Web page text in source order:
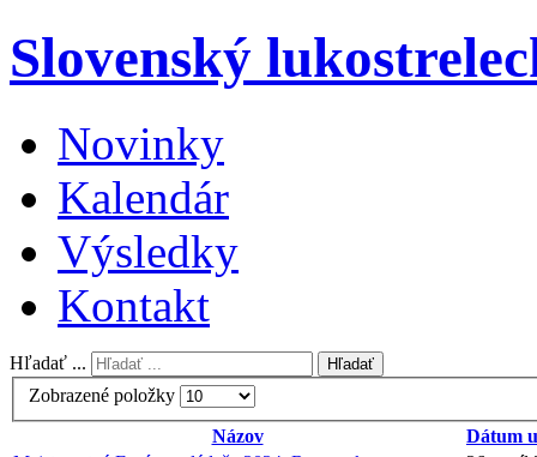
Slovenský
Novinky
Kalendár
Výsledky
Kontakt
Hľadať ... Hľadať
Zobrazené položky
Názov
Dátum